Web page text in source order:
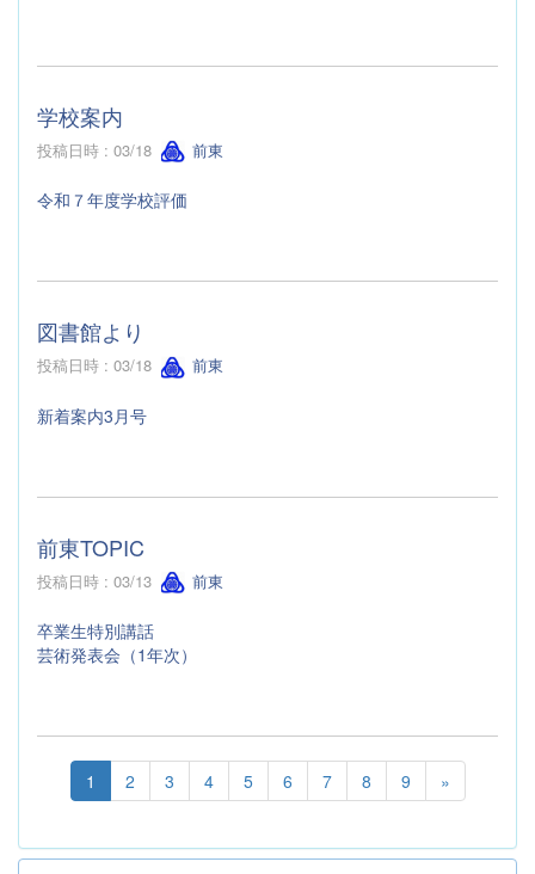
学校案内
投稿日時 : 03/18 前東
令和７年度学校評価
図書館より
投稿日時 : 03/18 前東
新着案内3月号
前東TOPIC
投稿日時 : 03/13 前東
卒業生特別講話
芸術発表会（1年次）
1 2 3 4 5 6 7 8 9 »